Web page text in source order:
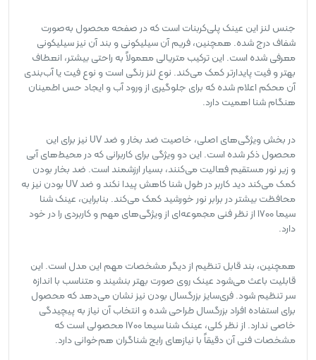
جنس لنز این عینک پلی‌کربنات است که در صفحه محصول به‌صورت
شفاف درج شده. همچنین، فریم آن سیلیکونی و بند آن نیز سیلیکونی
معرفی شده است. این ترکیب متریالی معمولاً به راحتی بیشتر، انعطاف
بهتر و فیت پایدارتر کمک می‌کند. نوع لنز رنگی است و نوع فیت یا آب‌بندی
آن محکم اعلام شده که برای جلوگیری از ورود آب و ایجاد حس اطمینان
هنگام شنا اهمیت دارد.
در بخش ویژگی‌های اصلی، خاصیت ضد بخار و ضد UV نیز برای این
محصول ذکر شده است. این دو ویژگی برای کاربرانی که در محیط‌های آبی
و زیر نور مستقیم فعالیت می‌کنند، بسیار ارزشمند است. ضد بخار بودن
کمک می‌کند دید کاربر در طول شنا کاهش پیدا نکند و ضد UV بودن نیز به
محافظت بیشتر در برابر نور خورشید کمک می‌کند. بنابراین، عینک شنا
سیما 1700 از نظر فنی مجموعه‌ای از ویژگی‌های مهم و کاربردی را در خود
دارد.
همچنین، بند قابل تنظیم از دیگر مشخصات مهم این مدل است. این
قابلیت باعث می‌شود عینک روی صورت بهتر بنشیند و متناسب با اندازه
سر تنظیم شود. فری‌سایز بزرگسال بودن نیز نشان می‌دهد که محصول
برای استفاده افراد بزرگسال طراحی شده و انتخاب آن نیاز به پیچیدگی
خاصی ندارد. از نظر کلی، عینک شنا سیما 1700 محصولی است که
مشخصات فنی آن دقیقاً با نیازهای رایج شناگران هم‌خوانی دارد.